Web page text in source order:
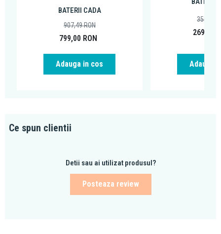
accesorii pentru baie pentru orice tip de buget.
BATERII CADA
799,00 RON
907,49RON
Adauga in cos
269,00
359,99
Adauga
Ce spun clientii
Detii sau ai utilizat produsul?
Posteaza review